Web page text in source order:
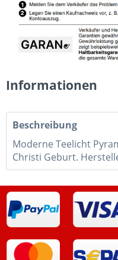
Informationen
Beschreibung
Moderne Teelicht
Christi Geburt.